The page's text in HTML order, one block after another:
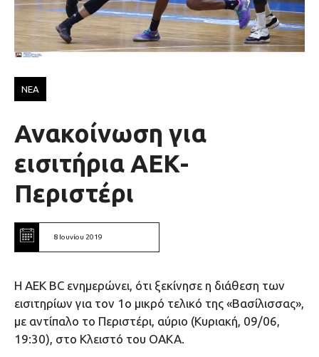
ΝΕΑ
Ανακοίνωση για
εισιτήρια ΑΕΚ-
Περιστέρι
8 Ιουνίου 2019
Η ΑΕΚ BC ενημερώνει, ότι ξεκίνησε η διάθεση των
εισιτηρίων για τον 1ο μικρό τελικό της «Βασίλισσας»,
με αντίπαλο το Περιστέρι, αύριο (Κυριακή, 09/06,
19:30), στο Κλειστό του ΟΑΚΑ.